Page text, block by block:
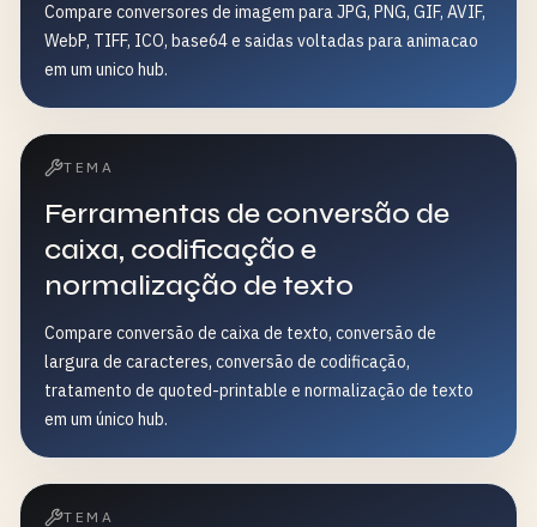
Compare conversores de imagem para JPG, PNG, GIF, AVIF,
WebP, TIFF, ICO, base64 e saidas voltadas para animacao
em um unico hub.
TEMA
Ferramentas de conversão de
caixa, codificação e
normalização de texto
Compare conversão de caixa de texto, conversão de
largura de caracteres, conversão de codificação,
tratamento de quoted-printable e normalização de texto
em um único hub.
TEMA